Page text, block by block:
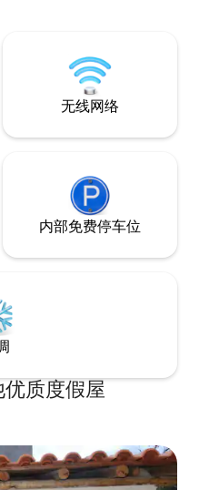
是理想的
享受生活的地方。
无线网络
内部免费停车位
质度假屋